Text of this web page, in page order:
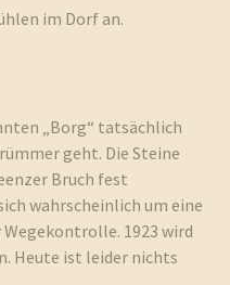
im Dorf an.
„Borg“ tatsächlich
geht. Die Steine
Bruch fest
wahrscheinlich um eine
1923 wird
Heute ist leider nichts